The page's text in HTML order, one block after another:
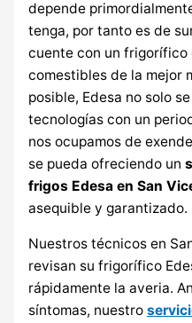
depende
tenga, por tanto es de
cuente con un frigorífico
comestibles de la mejor
posible, Edesa no solo
tecnologías con un
nos ocupamos de
se pueda ofreciendo un
frigos Edesa en San
asequible y garantizado.
Nuestros técnicos en
revisan su frigorífico
rápidamente la averia.
síntomas, nuestro